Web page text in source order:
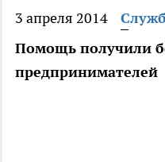
3 апреля 2014
Помощь получили
предпринимателей